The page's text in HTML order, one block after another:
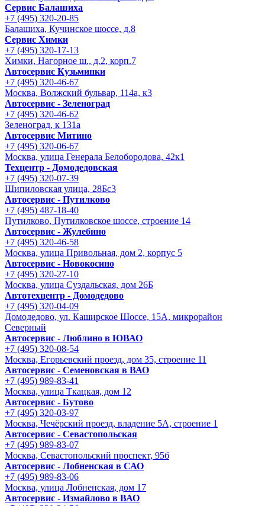
Сервис Балашиха
+7 (495) 320-20-85
Балашиха, Кучинское шоссе, д.8
Сервис Химки
+7 (495) 320-17-13
Химки, Нагорное ш., д.2, корп.7
Автосервис Кузьминки
+7 (495) 320-46-67
Москва, Волжский бульвар, 114а, к3
Автосервис - Зеленоград
+7 (495) 320-46-62
Зеленоград, к 131а
Автосервис Митино
+7 (495) 320-06-67
Москва, улица Генерала Белобородова, 42к1
Техцентр - Домодедовская
+7 (495) 320-07-39
Шипиловская улица, 28Бс3
Автосервис - Путилково
+7 (495) 487-18-40
Путилково, Путилковское шоссе, строение 14
Автосервис - Жулебино
+7 (495) 320-46-58
Москва, улица Привольная, дом 2, корпус 5
Автосервис - Новокосино
+7 (495) 320-27-10
Москва, улица Суздальская, дом 26Б
Автотехцентр - Домодедово
+7 (495) 320-04-09
Домодедово, ул. Каширское Шоссе, 15А, микрорайон
Северный
Автосервис - Люблино в ЮВАО
+7 (495) 320-08-54
Москва, Егорьевский проезд, дом 35, строение 11
Автосервис - Семеновская в ВАО
+7 (495) 989-83-41
Москва, улица Ткацкая, дом 12
Автосервис - Бутово
+7 (495) 320-03-97
Москва, Чечёрский проезд, владение 5А, строение 1
Автосервис - Cевастопольская
+7 (495) 989-83-07
Москва, Севастопольский проспект, 95б
Автосервис - Лобненская в САО
+7 (495) 989-83-06
Москва, улица Лобненская, дом 17
Автосервис - Измайлово в ВАО